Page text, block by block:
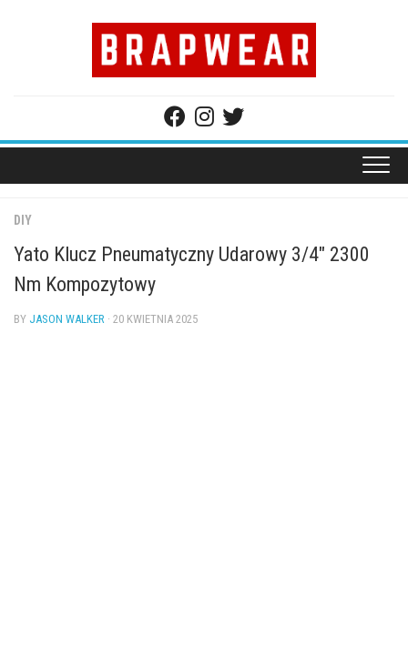
DIY
Yato Klucz Pneumatyczny Udarowy 3/4″ 2300
Nm Kompozytowy
BY JASON WALKER · 20 KWIETNIA 2025